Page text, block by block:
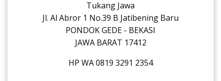
Tukang Jawa
Jl. Al Abror 1 No.39 B Jatibening Baru
PONDOK GEDE - BEKASI
JAWA BARAT 17412
HP WA 0819 3291 2354